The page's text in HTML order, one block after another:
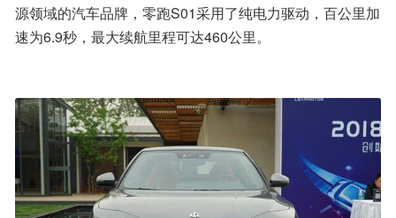
源领域的汽车品牌，零跑S01采用了纯电力驱动，百公里加
速为6.9秒，最大续航里程可达460公里。